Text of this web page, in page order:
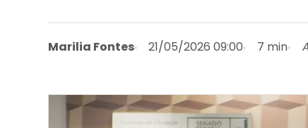
Marilia Fontes 21/05/2026 09:00 7 min